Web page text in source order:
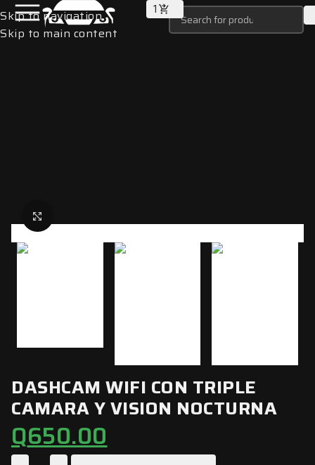
Skip to navigation
Skip to main content
1
DASHCAM WIFI CON TRIPLE
CAMARA Y VISION NOCTURNA
Q650.00